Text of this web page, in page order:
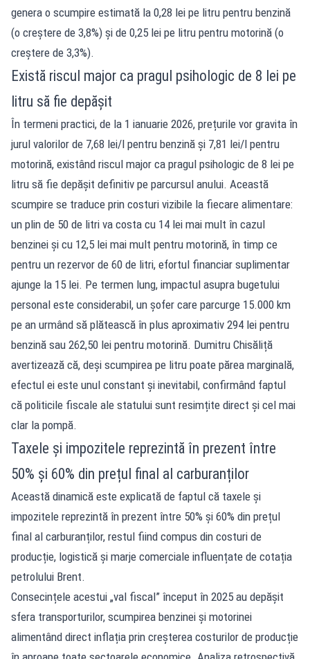
genera o scumpire estimată la 0,28 lei pe litru pentru benzină
(o creștere de 3,8%) și de 0,25 lei pe litru pentru motorină (o
creștere de 3,3%).
Există riscul major ca pragul psihologic de 8 lei pe
litru să fie depășit
În termeni practici, de la 1 ianuarie 2026, prețurile vor gravita în
jurul valorilor de 7,68 lei/l pentru benzină și 7,81 lei/l pentru
motorină, existând riscul major ca pragul psihologic de 8 lei pe
litru să fie depășit definitiv pe parcursul anului. Această
scumpire se traduce prin costuri vizibile la fiecare alimentare:
un plin de 50 de litri va costa cu 14 lei mai mult în cazul
benzinei și cu 12,5 lei mai mult pentru motorină, în timp ce
pentru un rezervor de 60 de litri, efortul financiar suplimentar
ajunge la 15 lei. Pe termen lung, impactul asupra bugetului
personal este considerabil, un șofer care parcurge 15.000 km
pe an urmând să plătească în plus aproximativ 294 lei pentru
benzină sau 262,50 lei pentru motorină. Dumitru Chisăliță
avertizează că, deși scumpirea pe litru poate părea marginală,
efectul ei este unul constant și inevitabil, confirmând faptul
că politicile fiscale ale statului sunt resimțite direct și cel mai
clar la pompă.
Taxele și impozitele reprezintă în prezent între
50% și 60% din prețul final al carburanților
Această dinamică este explicată de faptul că taxele și
impozitele reprezintă în prezent între 50% și 60% din prețul
final al carburanților, restul fiind compus din costuri de
producție, logistică și marje comerciale influențate de cotația
petrolului Brent.
Consecințele acestui „val fiscal” început în 2025 au depășit
sfera transporturilor, scumpirea benzinei și motorinei
alimentând direct inflația prin creșterea costurilor de producție